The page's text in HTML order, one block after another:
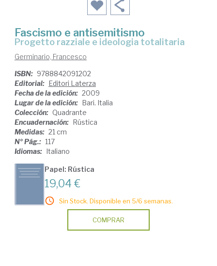
Fascismo e antisemitismo
progetto razziale e ideologia totalitaria
Germinario, Francesco
ISBN: 9788842091202
Editorial: Editori Laterza
Fecha de la edición: 2009
Lugar de la edición: Bari. Italia
Colección: Quadrante
Encuadernación: Rústica
Medidas: 21 cm
Nº Pág.: 117
Idiomas: Italiano
Papel: Rústica
19,04 €
Sin Stock. Disponible en 5/6 semanas.
COMPRAR